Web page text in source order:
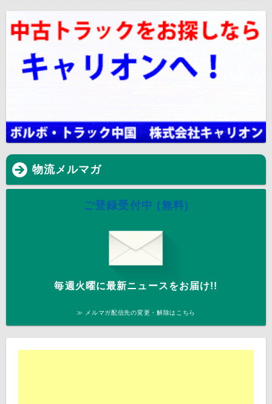
物流メルマガ
ご登録受付中 (無料)
毎週火曜に最新ニュースをお届け!!
≫ メルマガ配信先の変更・解除はこちら